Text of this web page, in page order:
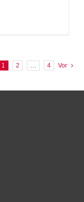
1 2 … 4 Vor